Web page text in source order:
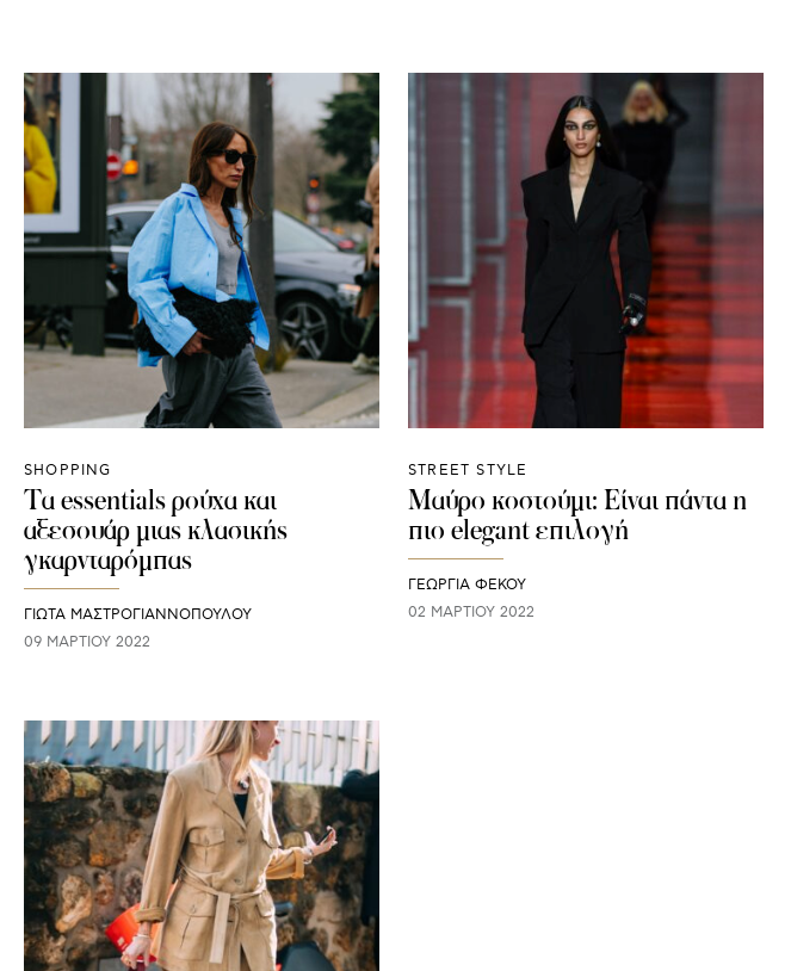
SHOPPING
Τα essentials ρούχα και
αξεσουάρ μιας κλασικής
γκαρνταρόμπας
ΓΙΩΤΑ ΜΑΣΤΡΟΓΙΑΝΝΟΠΟΥΛΟΥ
09 ΜΑΡΤΊΟΥ 2022
STREET STYLE
Μαύρο κοστούμι: Eίναι πάντα η
πιο elegant επιλογή
ΓΕΩΡΓΙΑ ΦΕΚΟΥ
02 ΜΑΡΤΊΟΥ 2022